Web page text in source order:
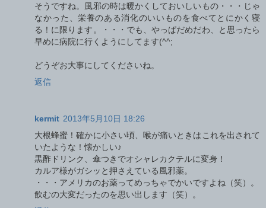
そうですね。風邪の時は暖かくしておいしいもの・・・じゃ
なかった、栄養のある消化のいいものを食べてとにかく寝
る！に限ります。・・・でも、やっぱだめだわ、と思ったら
早めに病院に行くようにしてます(^^;
どうぞお大事にしてくださいね。
返信
kermit 2013年5月10日 18:26
大根蜂蜜！確かに小さい頃、喉が痛いときはこれを出されて
いたような！懐かしい♪
黒酢ドリンク、傘つきでオシャレカクテルに変身！
カルア様がガシッと押さえている風邪薬。
・・・アメリカのお薬ってめっちゃでかいですよね（笑）。
飲むの大変だったのを思い出します（笑）。